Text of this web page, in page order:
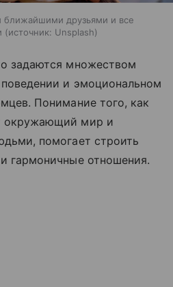
друзьями и все
источник: Unsplash
задаются множеством
и эмоциональном
Понимание того, как
окружающий мир и
помогает строить
гармоничные отношения.